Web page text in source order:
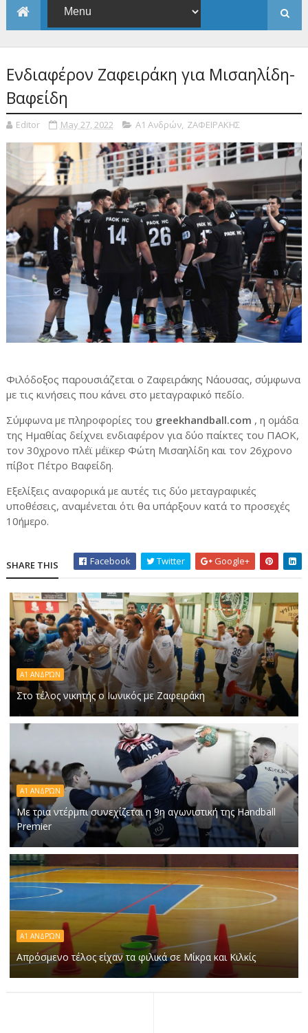
Ενδιαφέρον Ζαφειράκη για Μισαηλίδη-
Βαφείδη
Editor May 27, 2022 Α1 Ανδρών, ΖΑΦΕΙΡΑΚΗΣ
Φιλόδοξος παρουσιάζεται ο Ζαφειράκης Νάουσας, σύμφωνα
με τις κινήσεις που κάνει στο μεταγραφικό πεδίο.
Σύμφωνα με πληροφορίες του greekhandball.com , η ομάδα
της Ημαθίας δείχνει ενδιαφέρον για δύο παίκτες του ΠΑΟΚ,
τον 30χρονο πλέϊ μέϊκερ Φώτη Μισαηλίδη και τον 26χρονο
πίβοτ Πέτρο Βαφείδη.
Εξελίξεις αναφορικά με αυτές τις δύο μεταγραφικές
υποθέσεις, αναμένεται ότι θα υπάρξουν κατά το προσεχές
10ήμερο.
SHARE THIS Facebook Twitter Google+
Α1 ΑΝΔΡΏΝ
Στο τέλος νικητής ο Ιωνικός με Ζαφειράκη
A1 ΑΝΔΡΏΝ
Με τρια ντέρμπι συνεχίζεται η 9η αγωνιστική της Handball
Premier
Α1 ΑΝΔΡΏΝ
Απρόσμενο τέλος είχαν τα φιλικά σε Μίκρα και Κιλκίς